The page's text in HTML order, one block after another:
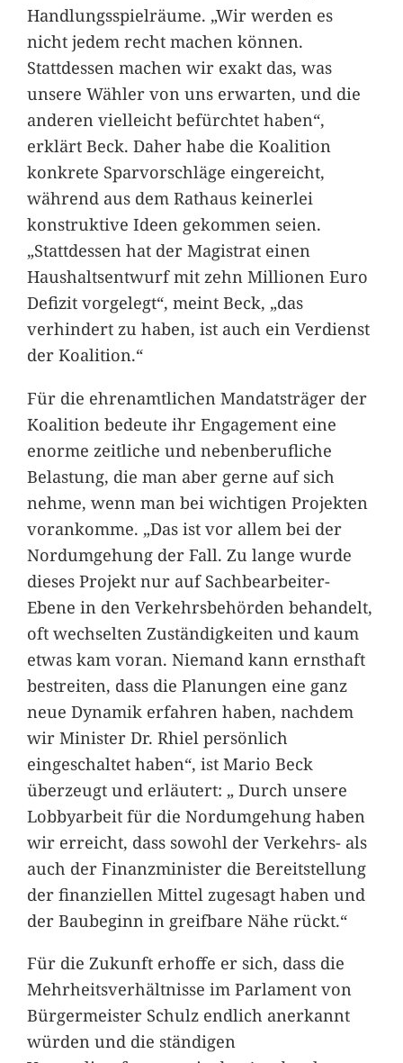
Handlungsspielräume. „Wir werden es
nicht jedem recht machen können.
Stattdessen machen wir exakt das, was
unsere Wähler von uns erwarten, und die
anderen vielleicht befürchtet haben“,
erklärt Beck. Daher habe die Koalition
konkrete Sparvorschläge eingereicht,
während aus dem Rathaus keinerlei
konstruktive Ideen gekommen seien.
„Stattdessen hat der Magistrat einen
Haushaltsentwurf mit zehn Millionen Euro
Defizit vorgelegt“, meint Beck, „das
verhindert zu haben, ist auch ein Verdienst
der Koalition.“
Für die ehrenamtlichen Mandatsträger der
Koalition bedeute ihr Engagement eine
enorme zeitliche und nebenberufliche
Belastung, die man aber gerne auf sich
nehme, wenn man bei wichtigen Projekten
vorankomme. „Das ist vor allem bei der
Nordumgehung der Fall. Zu lange wurde
dieses Projekt nur auf Sachbearbeiter-
Ebene in den Verkehrsbehörden behandelt,
oft wechselten Zuständigkeiten und kaum
etwas kam voran. Niemand kann ernsthaft
bestreiten, dass die Planungen eine ganz
neue Dynamik erfahren haben, nachdem
wir Minister Dr. Rhiel persönlich
eingeschaltet haben“, ist Mario Beck
überzeugt und erläutert: „ Durch unsere
Lobbyarbeit für die Nordumgehung haben
wir erreicht, dass sowohl der Verkehrs- als
auch der Finanzminister die Bereitstellung
der finanziellen Mittel zugesagt haben und
der Baubeginn in greifbare Nähe rückt.“
Für die Zukunft erhoffe er sich, dass die
Mehrheitsverhältnisse im Parlament von
Bürgermeister Schulz endlich anerkannt
würden und die ständigen